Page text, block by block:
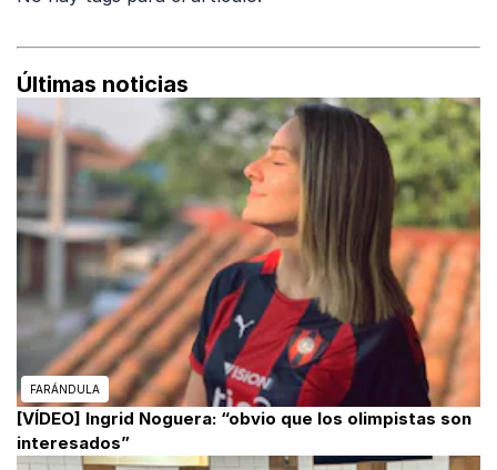
Últimas noticias
FARÁNDULA
[VÍDEO] Ingrid Noguera: “obvio que los olimpistas son
interesados”